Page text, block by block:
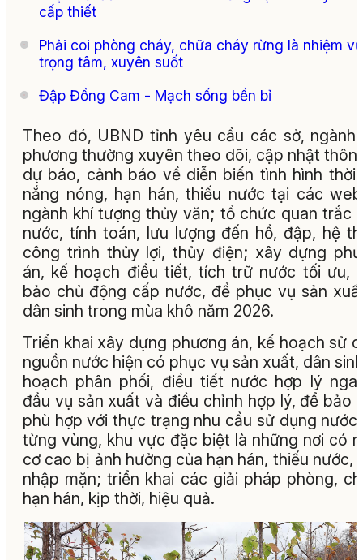
cấp thiết
Phải coi phòng cháy, chữa cháy rừng là nhiệm vụ
trọng tâm, xuyên suốt
Đập Đồng Cam - Mạch sống bền bỉ
Theo đó, UBND tỉnh yêu cầu các sở,
phương thường xuyên theo dõi, cập nhật
dự báo, cảnh báo về diễn biến tình hình thời
nắng nóng, hạn hán, thiếu nước tại các
ngành khí tượng thủy văn; tổ chức quan trắc
nước, tính toán, lưu lượng đến hồ, đập, hệ
công trình thủy lợi, thủy điện; xây dựng
án, kế hoạch điều tiết, tích trữ nước tối ưu,
bảo chủ động cấp nước, để phục vụ sản
dân sinh trong mùa khô năm 2026.
Triển khai xây dựng phương án, kế hoạch sử
nguồn nước hiện có phục vụ sản xuất, dân
hoạch phân phối, điều tiết nước hợp lý
đầu vụ sản xuất và điều chỉnh hợp lý, để bảo
phù hợp với thực trạng nhu cầu sử dụng nước
từng vùng, khu vực đặc biệt là những nơi có
cơ cao bị ảnh hưởng của hạn hán, thiếu nước,
nhập mặn; triển khai các giải pháp phòng,
hạn hán, kịp thời, hiệu quả.